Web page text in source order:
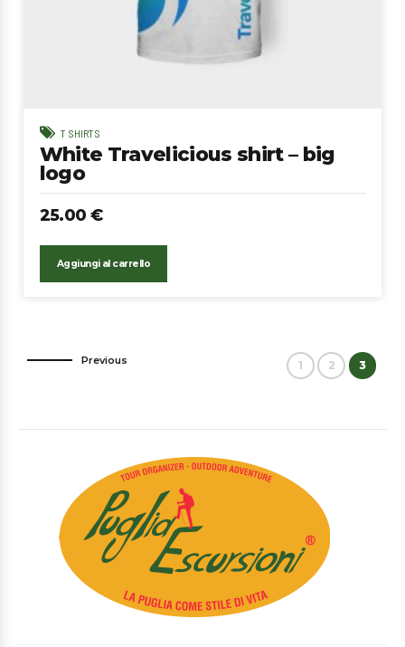
T SHIRTS
White Travelicious shirt – big
logo
25.00€
Aggiungi al carrello
1 2 3